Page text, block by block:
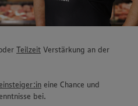
Teilzeit Verstärkung an der
eine Chance und
bei.